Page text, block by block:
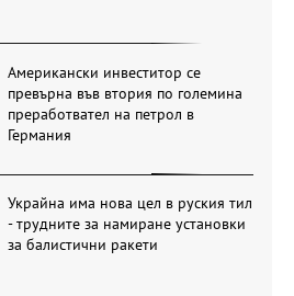
Американски инвеститор се
превърна във втория по големина
преработвател на петрол в
Германия
Украйна има нова цел в руския тил
- трудните за намиране установки
за балистични ракети